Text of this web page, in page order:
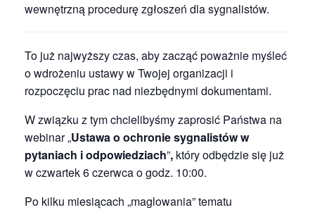
wewnętrzną procedurę zgłoszeń dla sygnalistów.
To już najwyższy czas, aby zacząć poważnie myśleć
o wdrożeniu ustawy w Twojej organizacji i
rozpoczęciu prac nad niezbędnymi dokumentami.
W związku z tym chcielibyśmy zaprosić Państwa na
webinar „Ustawa o ochronie sygnalistów w
pytaniach i odpowiedziach”, który odbędzie się już
w czwartek 6 czerwca o godz. 10:00.
Po kilku miesiącach „maglowania” tematu